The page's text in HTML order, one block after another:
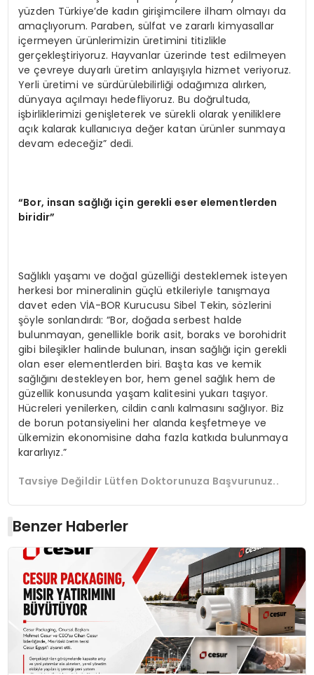
yüzden Türkiye’de kadın girişimcilere ilham olmayı da
amaçlıyorum. Paraben, sülfat ve zararlı kimyasallar
içermeyen ürünlerimizin üretimini titizlikle
gerçekleştiriyoruz. Hayvanlar üzerinde test edilmeyen
ve çevreye duyarlı üretim anlayışıyla hizmet veriyoruz.
Yerli üretimi ve sürdürülebilirliği odağımıza alırken,
dünyaya açılmayı hedefliyoruz. Bu doğrultuda,
işbirliklerimizi genişleterek ve sürekli olarak yeniliklere
açık kalarak kullanıcıya değer katan ürünler sunmaya
devam edeceğiz” dedi.
“Bor, insan sağlığı için gerekli eser elementlerden
biridir”
Sağlıklı yaşamı ve doğal güzelliği desteklemek isteyen
herkesi bor mineralinin güçlü etkileriyle tanışmaya
davet eden VİA-BOR Kurucusu Sibel Tekin, sözlerini
şöyle sonlandırdı: “Bor, doğada serbest halde
bulunmayan, genellikle borik asit, boraks ve borohidrit
gibi bileşikler halinde bulunan, insan sağlığı için gerekli
olan eser elementlerden biri. Başta kas ve kemik
sağlığını destekleyen bor, hem genel sağlık hem de
güzellik konusunda yaşam kalitesini yukarı taşıyor.
Hücreleri yenilerken, cildin canlı kalmasını sağlıyor. Biz
de borun potansiyelini her alanda keşfetmeye ve
ülkemizin ekonomisine daha fazla katkıda bulunmaya
kararlıyız.”
Tavsiye Değildir Lütfen Doktorunuza Başvurunuz..
Benzer Haberler